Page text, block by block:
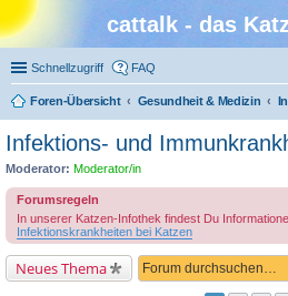
cattalk - das
Schnellzugriff FAQ
Foren-Übersicht Gesundheit & Medizin
Infektions- und
Moderator: Moderator/in
Forumsregeln
In unserer Katzen-Infothek findest Du
Infektionskrankheiten bei Katzen
Neues Thema